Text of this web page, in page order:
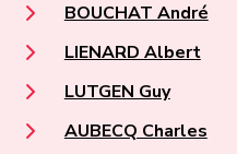
BOUCHAT André
LIENARD Albert
LUTGEN Guy
AUBECQ Charles